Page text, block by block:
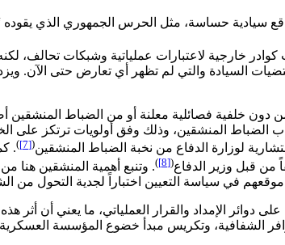
كوادر خارجية لاعتبارات عملياتية وشبكات
السيادة والتي لم تظهر أي تعارض حتى الآن.
فصائلية معلنة أو من الضباط المنشقين
المنشقين، وذلك وفق أولويات ترتكز على
لوزارة الدفاع من نخبة الضباط المنشقين(
[7]
)
.
من قبل وزير الدفاع(
[8]
). وتنبع أهمية المنشقين
موقعهم في سياسة التعيين اختباراً لجدية التحول من
الإمداد والقرار العملياتي، ما يعني أن أثر
الشفافية، وتكريس مبدأ خضوع المؤسسة العسكرية